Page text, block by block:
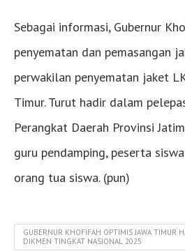
Sebagai informasi, Gubernur
penyematan dan pemasangan
perwakilan penyematan jaket
Timur. Turut hadir dalam
Perangkat Daerah Provinsi
guru pendamping, peserta
orang tua siswa. (pun)
GUBERNUR KHOFIFAH OPTIMIS JAWA TIMUR
DIKMEN TINGKAT NASIONAL 2025